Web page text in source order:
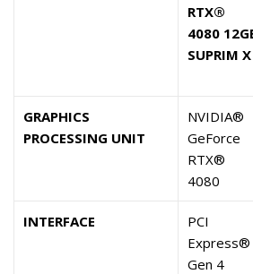
RTX®
4080
SUPRIM X
GRAPHICS
PROCESSING UNIT
NVIDIA®
GeForce
RTX®
4080
INTERFACE
PCI
Express®
Gen 4